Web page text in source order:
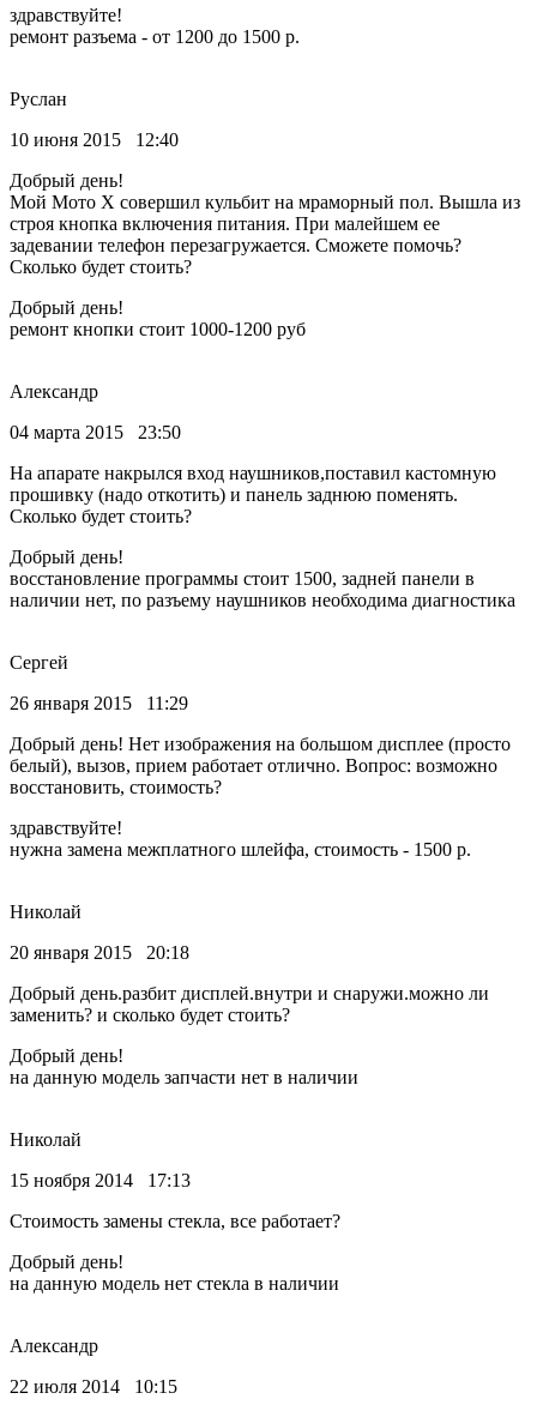
здравствуйте!
ремонт разъема - от 1200 до 1500 р.
Руслан
10 июня 2015 12:40
Добрый день!
Мой Мото Х совершил кульбит на мраморный пол. Вышла из
строя кнопка включения питания. При малейшем ее
задевании телефон перезагружается. Сможете помочь?
Сколько будет стоить?
Добрый день!
ремонт кнопки стоит 1000-1200 руб
Александр
04 марта 2015 23:50
На апарате накрылся вход наушников,поставил кастомную
прошивку (надо откотить) и панель заднюю поменять.
Сколько будет стоить?
Добрый день!
восстановление программы стоит 1500, задней панели в
наличии нет, по разъему наушников необходима диагностика
Сергей
26 января 2015 11:29
Добрый день! Нет изображения на большом дисплее (просто
белый), вызов, прием работает отлично. Вопрос: возможно
восстановить, стоимость?
здравствуйте!
нужна замена межплатного шлейфа, стоимость - 1500 р.
Николай
20 января 2015 20:18
Добрый день.разбит дисплей.внутри и снаружи.можно ли
заменить? и сколько будет стоить?
Добрый день!
на данную модель запчасти нет в наличии
Николай
15 ноября 2014 17:13
Стоимость замены стекла, все работает?
Добрый день!
на данную модель нет стекла в наличии
Александр
22 июля 2014 10:15